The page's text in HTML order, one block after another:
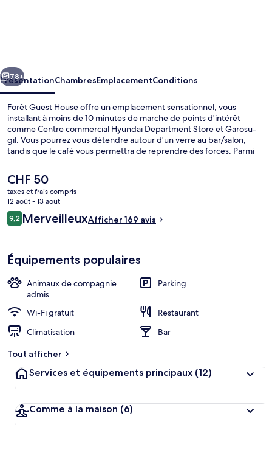
Suivant
78+
PrésentationChambresEmplacementConditions
Forêt Guest House offre un emplacement sensationnel, vous
installant à moins de 10 minutes de marche de points d'intérêt
comme Centre commercial Hyundai Department Store et Garosu-
gil. Vous pourrez vous détendre autour d'un verre au bar/salon,
tandis que le café vous permettra de reprendre des forces. Parmi
épicerie fine et une terrasse. Les autres voyageurs adorent le
personnel attentionné. Les transports publics se situent à une
courte distance à pied : Station Apgujeong est à 5 min et Station
Sinsa, à 12 min.
Le
prix
actuel
est
de
CHF 50
taxes et frais compris
12 août - 13 août
Avis
voyageurs
9,29,2 sur 10
MerveilleuxAfficher 169 avis
Équipements populaires
Animaux de compagnie
admis
Parking
Wi-Fi gratuit
Restaurant
Climatisation
Bar
Tout afficher
Services et équipements principaux (12)
Comme à la maison (6)